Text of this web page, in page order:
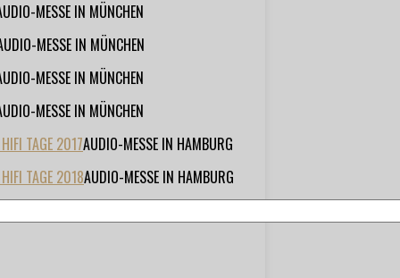
MESSE IN MÜNCHEN
MESSE IN MÜNCHEN
MESSE IN MÜNCHEN
MESSE IN MÜNCHEN
TAGE 2017AUDIO-MESSE IN HAMBURG
TAGE 2018AUDIO-MESSE IN HAMBURG